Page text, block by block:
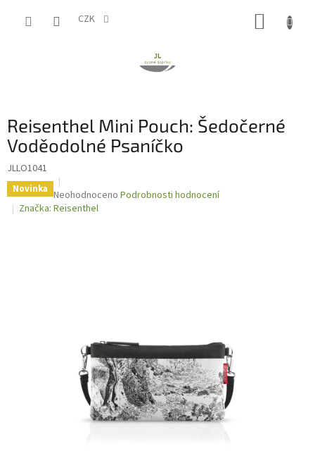
CZK
Reisenthel Mini Pouch: Šedočerné
Voděodolné Psaníčko
JLLO1041
Novinka Průměrné
hodnocení
Neohodnoceno Podrobnosti hodnocení
Značka: Reisenthel